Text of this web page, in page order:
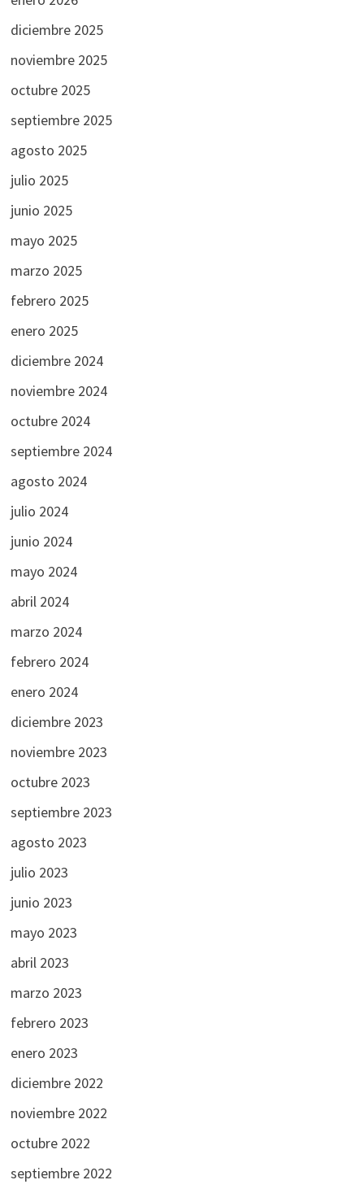
diciembre 2025
noviembre 2025
octubre 2025
septiembre 2025
agosto 2025
julio 2025
junio 2025
mayo 2025
marzo 2025
febrero 2025
enero 2025
diciembre 2024
noviembre 2024
octubre 2024
septiembre 2024
agosto 2024
julio 2024
junio 2024
mayo 2024
abril 2024
marzo 2024
febrero 2024
enero 2024
diciembre 2023
noviembre 2023
octubre 2023
septiembre 2023
agosto 2023
julio 2023
junio 2023
mayo 2023
abril 2023
marzo 2023
febrero 2023
enero 2023
diciembre 2022
noviembre 2022
octubre 2022
septiembre 2022